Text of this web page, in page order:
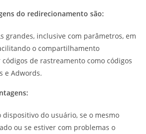
do redirecionamento são:
grandes, inclusive com parâmetros, em
o compartilhamento
de rastreamento como códigos
e Adwords.
dispositivo do usuário, se o mesmo
ou se estiver com problemas o